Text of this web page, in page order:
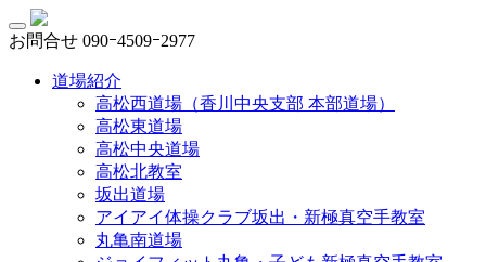
お問合せ 090ｰ4509ｰ2977
道場紹介
高松西道場（香川中央支部 本部道場）
高松東道場
高松中央道場
高松北教室
坂出道場
アイアイ体操クラブ坂出・新極真空手教室
丸亀南道場